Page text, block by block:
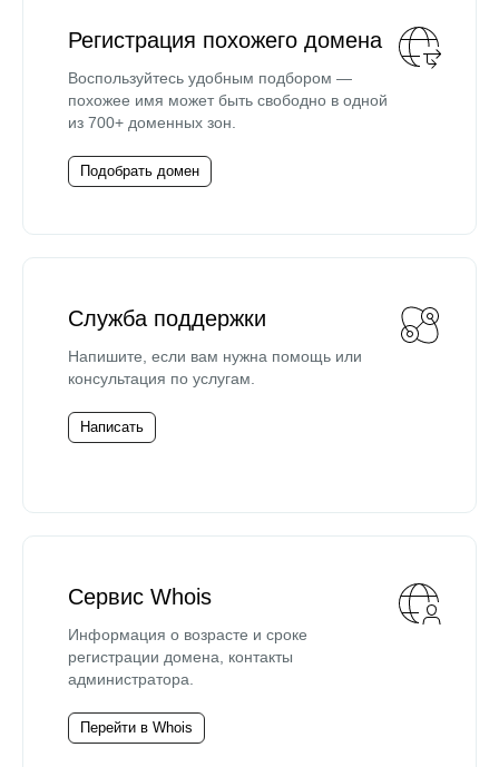
Регистрация похожего домена
Воспользуйтесь удобным подбором —
похожее имя может быть свободно в одной
из 700+ доменных зон.
Подобрать домен
Служба поддержки
Напишите, если вам нужна помощь или
консультация по услугам.
Написать
Сервис Whois
Информация о возрасте и сроке
регистрации домена, контакты
администратора.
Перейти в Whois